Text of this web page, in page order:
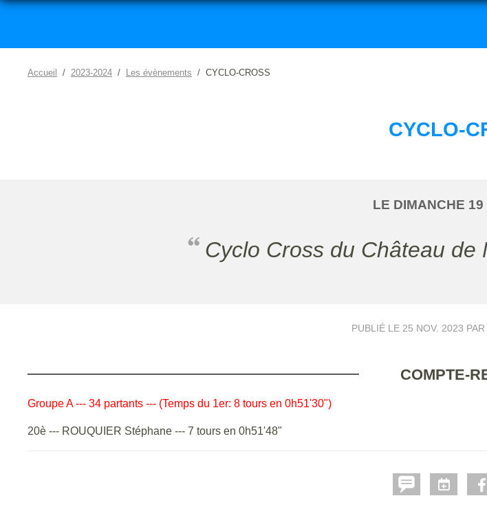
Accueil 2023-2024 Les évènements CYCLO-CROSS
CYCLO-
LE DIMANCHE 19
Cyclo Cross du Château
PUBLIÉ LE 25 NOV. 2023
COMPTE-
Groupe A --- 34 partants --- (Temps du 1er: 8 tours en 0h51'30")
20è --- ROUQUIER Stéphane --- 7 tours en 0h51'48"